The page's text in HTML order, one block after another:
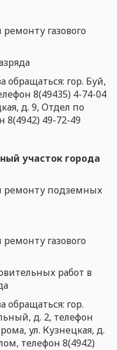
газового
обращаться: гор. Буй,
8(49435) 4-74-04
д. 9, Отдел по
8(4942) 49-72-49
участок города
ремонту подземных
газового
работ в
обращаться: гор.
д. 2, телефон
ул. Кузнецкая, д.
, телефон 8(4942)